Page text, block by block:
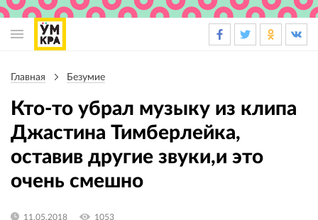
навигации
Главная Безумие
Кто-то убрал музыку из клипа
Джастина Тимберлейка,
оставив другие звуки,и это
очень смешно
11.05.2018 1053